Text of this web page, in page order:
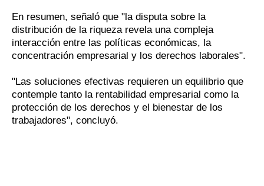
En resumen, señaló que "la disputa sobre la
distribución de la riqueza revela una compleja
interacción entre las políticas económicas, la
concentración empresarial y los derechos laborales".
"Las soluciones efectivas requieren un equilibrio que
contemple tanto la rentabilidad empresarial como la
protección de los derechos y el bienestar de los
trabajadores", concluyó.